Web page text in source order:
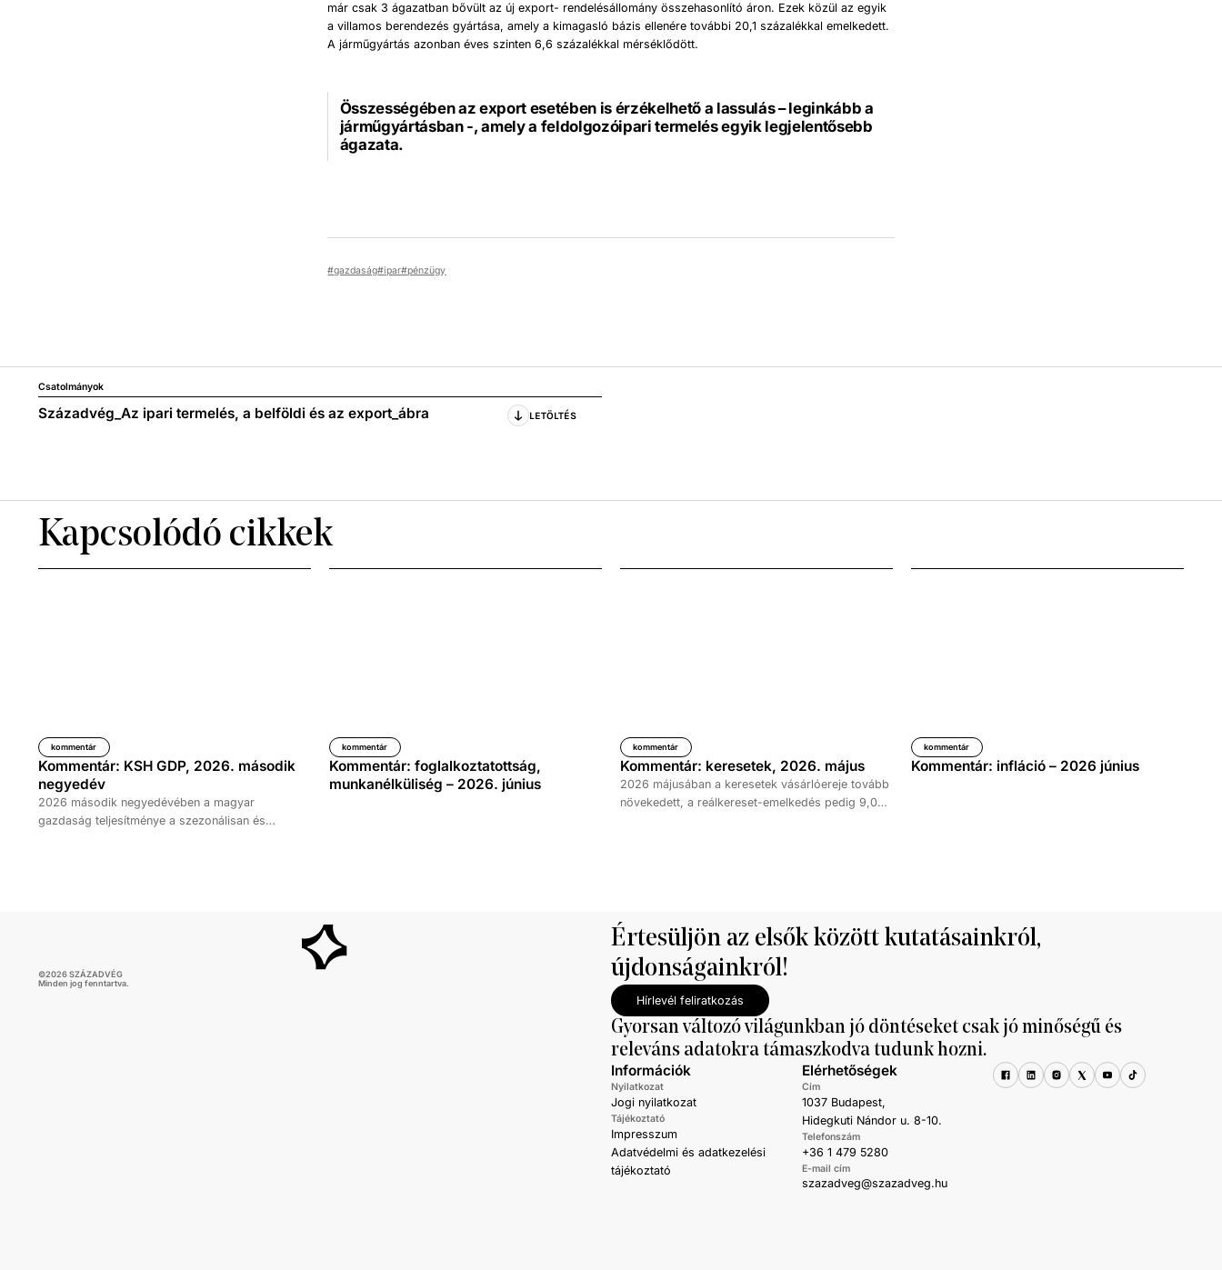
már csak 3 ágazatban bővült az új export- rendelésállomány összehasonlító áron. Ezek közül az egyik
a villamos berendezés gyártása, amely a kimagasló bázis ellenére további 20,1 százalékkal emelkedett.
A járműgyártás azonban éves szinten 6,6 százalékkal mérséklődött.
Összességében az export esetében is érzékelhető a lassulás – leginkább a
járműgyártásban -, amely a feldolgozóipari termelés egyik legjelentősebb
ágazata.
gazdaság ipar pénzügy
Csatolmányok
Századvég_Az ipari termelés, a belföldi és az export_ábra LETÖLTÉS
Kapcsolódó cikkek
kommentár
Kommentár: KSH GDP, 2026. második
negyedév
2026 második negyedévében a magyar
gazdaság teljesítménye a szezonálisan és
kommentár
Kommentár: foglalkoztatottság,
munkanélküliség – 2026. június
kommentár
Kommentár: keresetek, 2026. május
2026 májusában a keresetek vásárlóereje tovább
növekedett, a reálkereset-emelkedés pedig 9,0
kommentár
Kommentár: infláció – 2026 június
©2026SZÁZADVÉG
Minden jog fenntartva.
Értesüljön az elsők között kutatásainkról,
újdonságainkról!
Hírlevél feliratkozás
Gyorsan változó világunkban jó döntéseket csak jó minőségű és
releváns adatokra támaszkodva tudunk hozni.
Információk
Nyilatkozat
Jogi nyilatkozat
Tájékoztató
Impresszum
Adatvédelmi és adatkezelési
tájékoztató
Elérhetőségek
Cím
1037 Budapest,
Hidegkuti Nándor u. 8-10.
Telefonszám
+36 1 479 5280
E-mail cím
szazadveg@szazadveg.hu